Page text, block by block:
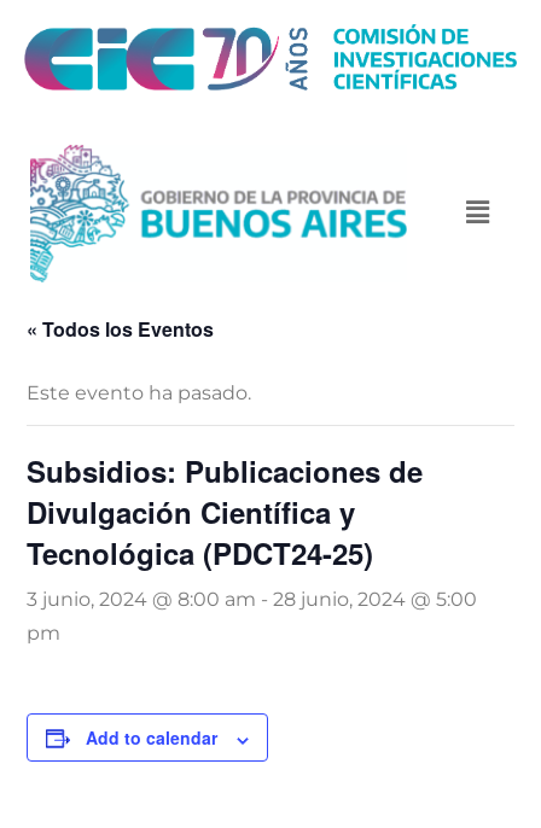
« Todos los Eventos
Este evento ha pasado.
Subsidios: Publicaciones de
Divulgación Científica y
Tecnológica (PDCT24-25)
3 junio, 2024 @ 8:00 am -28 junio, 2024 @ 5:00
pm
Add to calendar